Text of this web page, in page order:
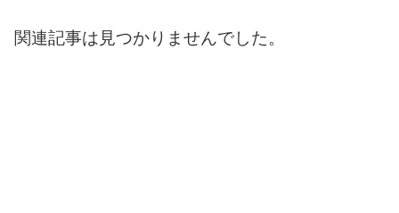
関連記事は見つかりませんでした。